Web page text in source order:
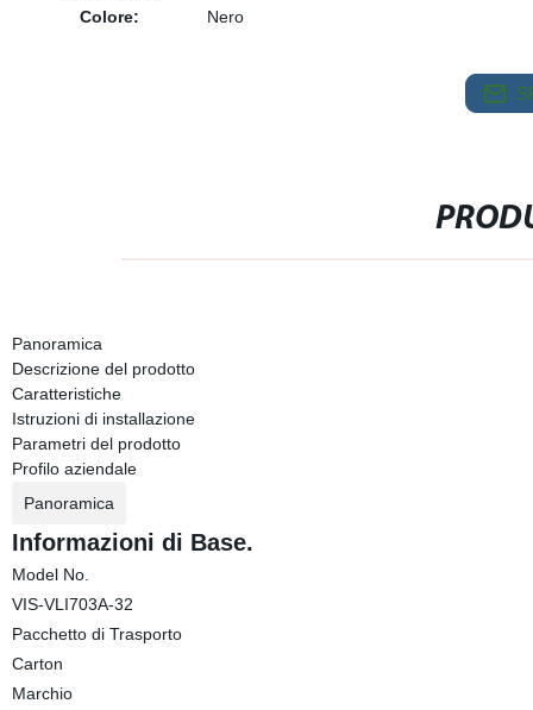
Colore: Nero
Panoramica
Descrizione del prodotto
Caratteristiche
Istruzioni di installazione
Parametri del prodotto
Profilo aziendale
Panoramica
Informazioni di Base.
Model No.
VIS-VLI703A-32
Pacchetto di Trasporto
Carton
Marchio